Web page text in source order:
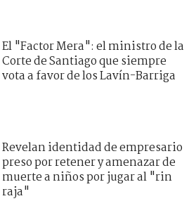
El "Factor Mera": el ministro de la
Corte de Santiago que siempre
vota a favor de los Lavín-Barriga
Revelan identidad de empresario
preso por retener y amenazar de
muerte a niños por jugar al "rin
raja"